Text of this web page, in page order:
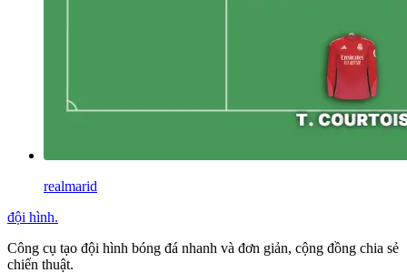
realmarid
đội hình.
Công cụ tạo đội hình bóng đá nhanh và đơn giản, cộng đồng chia sẻ
chiến thuật.